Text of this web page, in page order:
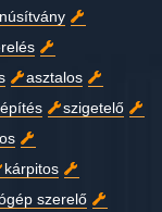
asztalos
szigetelő
kárpitos
szerelő